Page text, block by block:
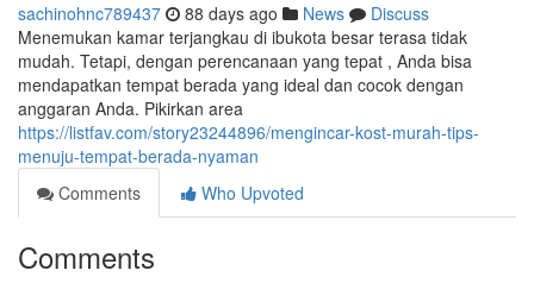
sachinohnc789437 88 days ago News
Discuss
Menemukan kamar terjangkau di ibukota besar terasa tidak
mudah. Tetapi, dengan perencanaan yang tepat , Anda bisa
mendapatkan tempat berada yang ideal dan cocok dengan
anggaran Anda. Pikirkan area
https://listfav.com/story23244896/mengincar-kost-murah-tips-
menuju-tempat-berada-nyaman
Comments
Who Upvoted
Comments